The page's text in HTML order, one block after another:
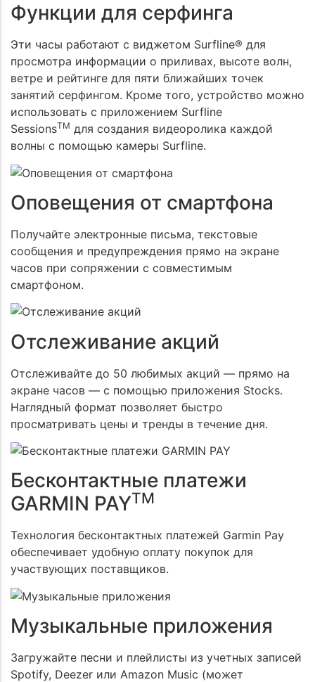
Функции для серфинга
Эти часы работают с виджетом Surfline® для
просмотра информации о приливах, высоте волн,
ветре и рейтинге для пяти ближайших точек
занятий серфингом. Кроме того, устройство можно
использовать с приложением Surfline
SessionsTM для создания видеоролика каждой
волны с помощью камеры Surfline.
Оповещения от смартфона
Получайте электронные письма, текстовые
сообщения и предупреждения прямо на экране
часов при сопряжении с совместимым
смартфоном.
Отслеживание акций
Отслеживайте до 50 любимых акций — прямо на
экране часов — с помощью приложения Stocks.
Наглядный формат позволяет быстро
просматривать цены и тренды в течение дня.
Бесконтактные платежи
GARMIN PAYTM
Технология бесконтактных платежей Garmin Pay
обеспечивает удобную оплату покупок для
участвующих поставщиков.
Музыкальные приложения
Загружайте песни и плейлисты из учетных записей
Spotify, Deezer или Amazon Music (может